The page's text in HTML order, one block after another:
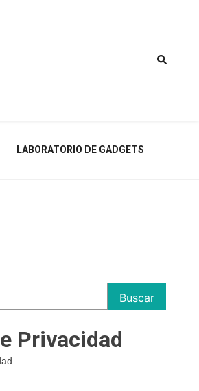
LABORATORIO DE GADGETS
Buscar
Privacidad